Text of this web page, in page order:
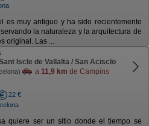
es muy antiguo y ha sido recientemente
la naturaleza y la arquitectura de
original. Las ...
Iscle de Vallalta / San Acisclo
a 11,9 km de Campins
22 €
quiere ser un sitio donde el tiempo se